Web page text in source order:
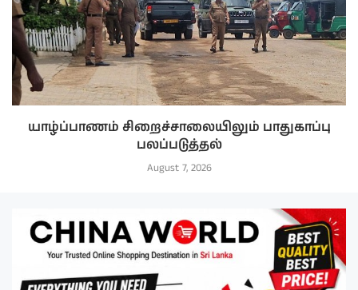
யாழ்ப்பாணம் சிறைச்சாலையிலும் பாதுகாப்பு
பலப்படுத்தல்
August 7, 2026